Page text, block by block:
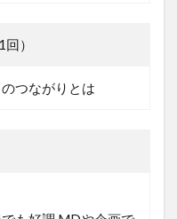
）
つながりとは